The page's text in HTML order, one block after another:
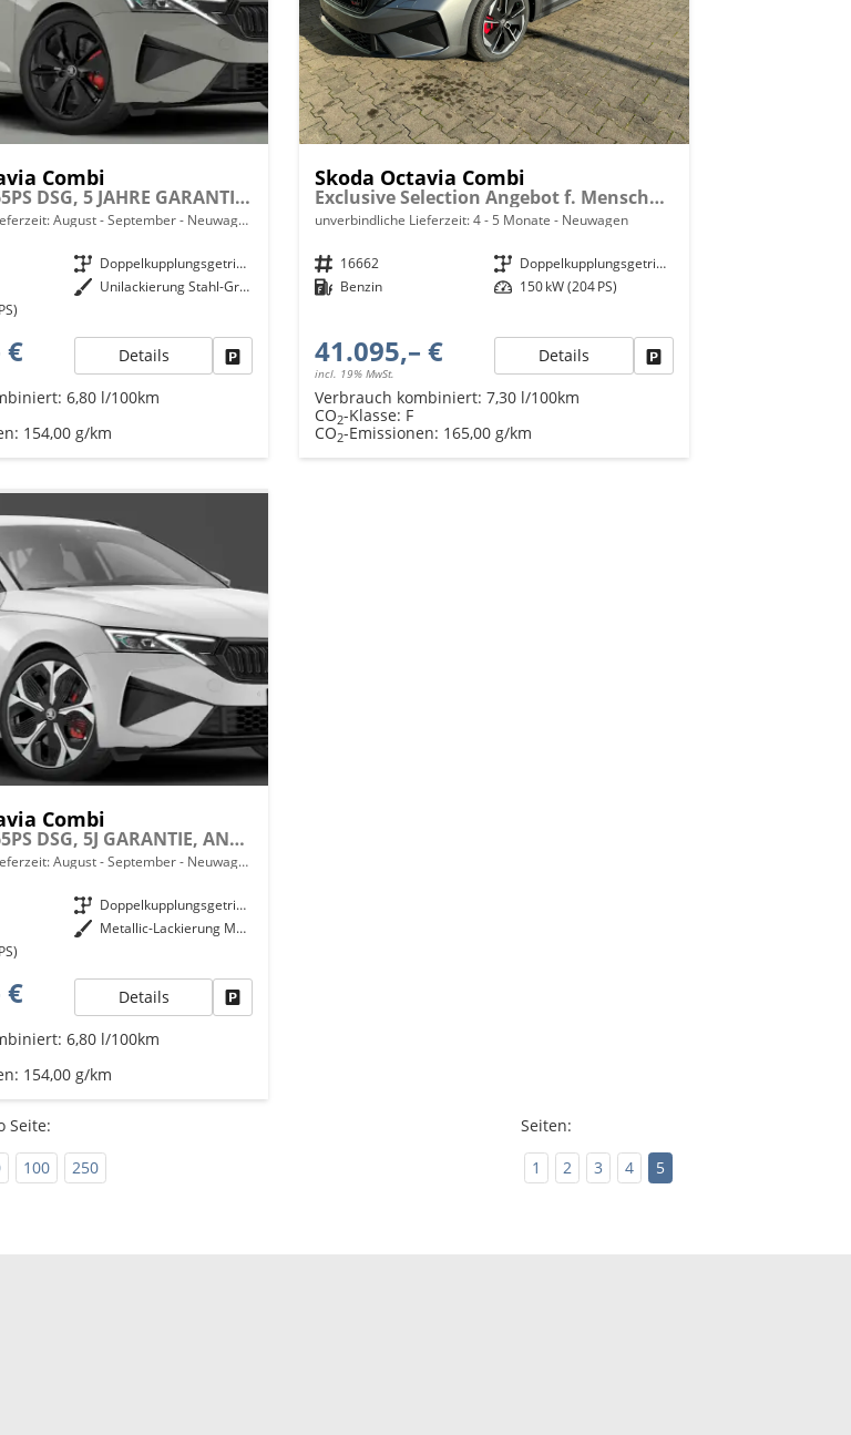
Combi
RS 2.0 TSI 265PS DSG, 5 JAHRE GARANTIE, Stahl-Grau, ANHÄNGERKUPPLUNG, 18"Alu, MATRIX-LED, NAVI, Elektr. Heckklappe, ACC, Kessy, Alarm, Climatronic, ParkAssist, PDC, Kamera, Sitzheizung, Privacy-Glas, Netztrennwand, Virtual Cockpit 10"
August - September Neuwagen mit Tageszulassung
Getriebe
Doppelkupplungsgetriebe (DSG)
Außenfarbe
Unilackierung Stahl-Grau
€ Details Fahrzeug parken
6,80 l/100km
154,00 g/km
Skoda Octavia Combi
Exclusive Selection Angebot f. Menschen mit Behinderung ab 50 %! 2.0 TSI 204PS 4x4 DSG, 18" Alu, LEDER, MATRIX-LED, NAVI 13", Head-Up-Display, Side Assist, CANTON-SOUND, Panorama-Kamera, Elektr. Heckklappe, Kessy+Alarm, Beheizte Frontscheibe, Winterpaket, SunSet
unverbindliche Lieferzeit: 4 - 5 Monate Neuwagen
Fahrzeugnr. 16662 Getriebe
Doppelkupplungsgetriebe (DSG)
Kraftstoff Benzin Leistung 150 kW (204 PS)
41.095,– €
incl. 19% MwSt.
Details Fahrzeug parken
Verbrauch kombiniert:7,30 l/100km
CO2-Klasse: F
CO2-Emissionen: 165,00 g/km
Combi
RS 2.0 TSI 265PS DSG, 5J GARANTIE, ANHÄNGERKUPPLUNG, 19"Alu, DCC-Fahrwerk, HEAD-UP, PANORAMADACH, SOUND CANTON, STANDHEIZUNG, FRONTSCHEIBE BEHEIZT, MATRIX, NAVI, El. Heckklappe, ACC, Kessy, Alarm, 3Z-Clima, ParkAssist, PDC, AREA VIEW, Sitzheizung v/h
August - September Neuwagen mit Tageszulassung
Getriebe
Doppelkupplungsgetriebe (DSG)
Außenfarbe
Metallic-Lackierung Moon-Weiß
€ Details
6,80 l/100km
154,00 g/km
Seite:
100 250
Seiten:
1
2 3 4 5